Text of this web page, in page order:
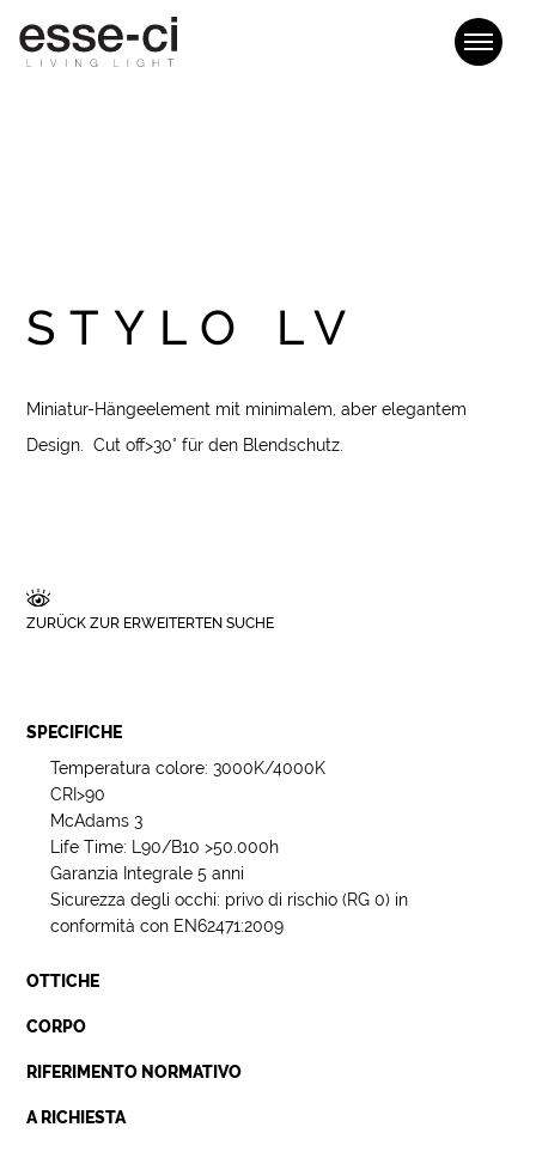
STYLO LV
Miniatur-Hängeelement mit minimalem, aber elegantem
Design. Cut off>30° für den Blendschutz.
ZURÜCK ZUR ERWEITERTEN SUCHE
SPECIFICHE
Temperatura colore: 3000K/4000K
CRI>90
McAdams 3
Life Time: L90/B10 >50.000h
Garanzia Integrale 5 anni
Sicurezza degli occhi: privo di rischio (RG 0) in
conformità con EN62471:2009
OTTICHE
CORPO
RIFERIMENTO NORMATIVO
A RICHIESTA